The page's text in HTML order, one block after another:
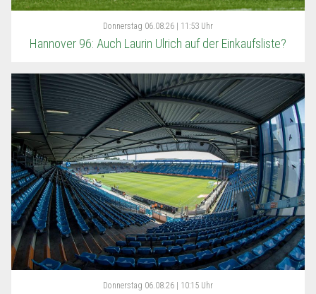
Donnerstag 06.08.26 | 11:53 Uhr
Hannover 96: Auch Laurin Ulrich auf der Einkaufsliste?
Donnerstag 06.08.26 | 10:15 Uhr